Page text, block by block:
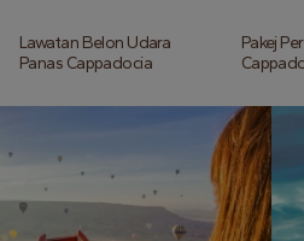
Lawatan Belon Udara
Panas Cappadocia
Pakej